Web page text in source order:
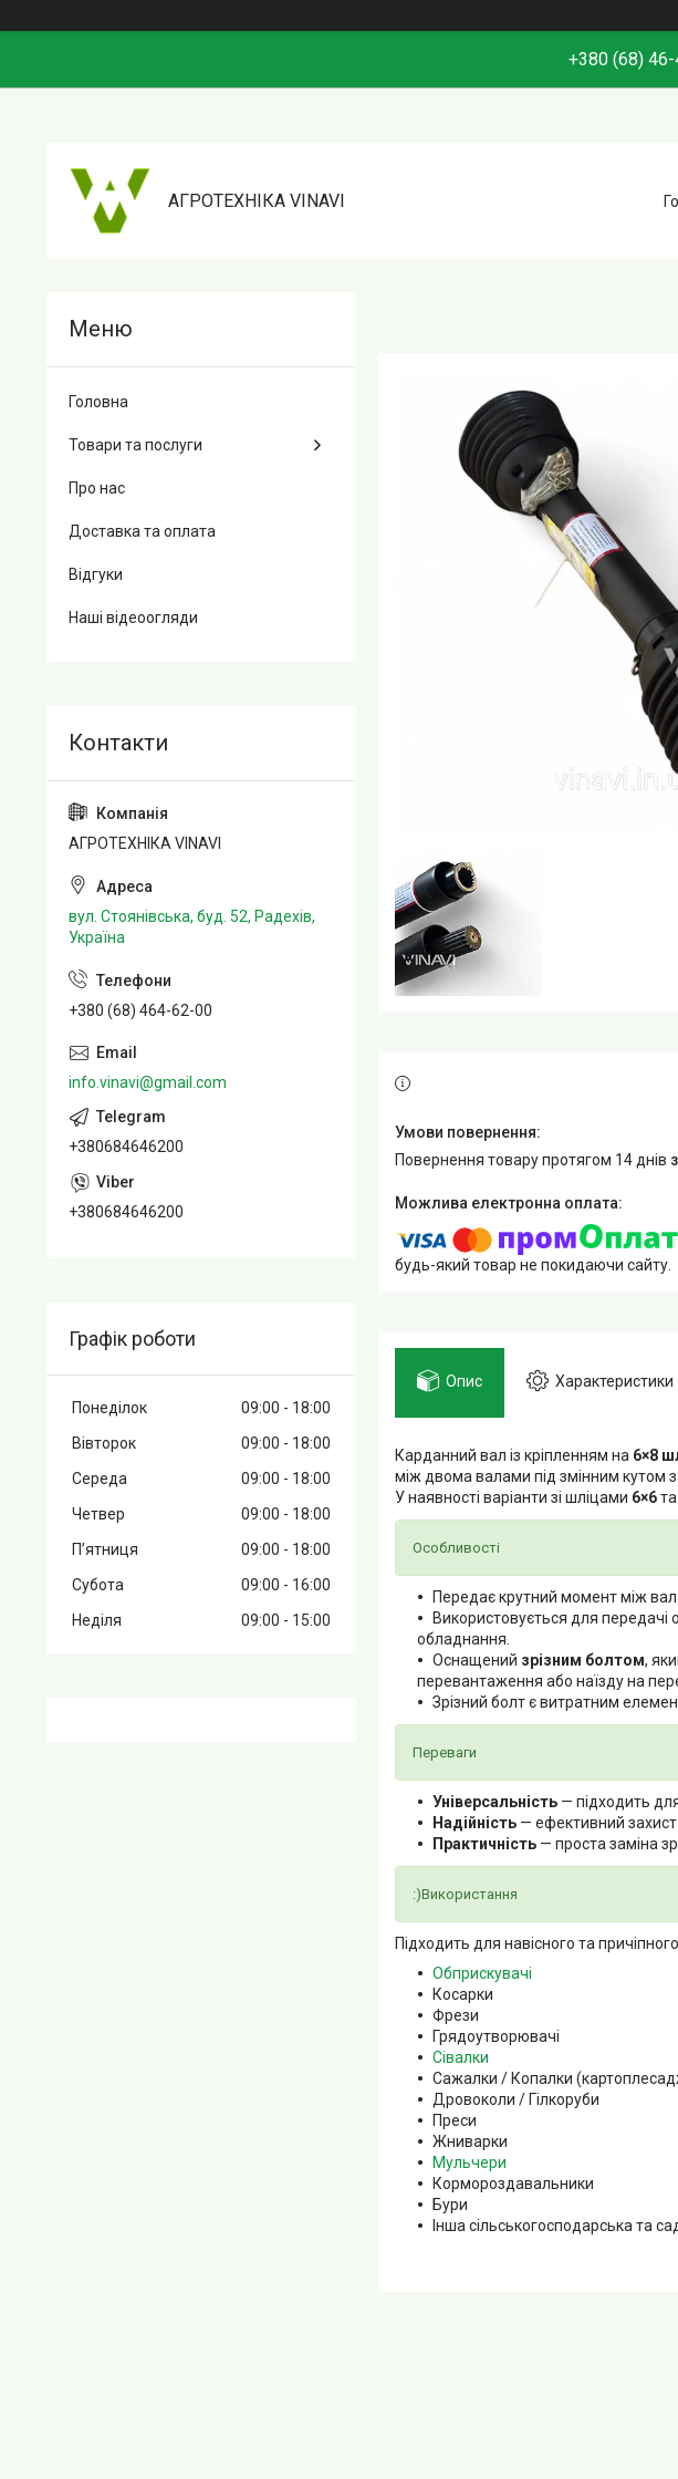
+380 (68)
АГРОТЕХНІКА VINAVI
повернення товару протягом 14 днів
будь-який товар не покидаючи сайту.
Опис Характеристики
Карданний вал із кріпленням на 6×8
між двома валами під змінним кутом
У наявності варіанти зі шліцами 6×6та
Особливості
Передає крутний момент між
Використовується для передачі
обладнання.
Оснащений зрізним болтом,
перевантаження або наїзду на
Зрізний болт є витратним
Переваги
Універсальність — підходить для
Надійність — ефективний
Практичність — проста заміна
:)Використання
Підходить для навісного та
Обприскувачі
Косарки
Фрези
Грядоутворювачі
Сівалки
Сажалки / Копалки
Дровоколи / Гілкоруби
Преси
Жниварки
Мульчери
Кормороздавальники
Бури
Інша сільськогосподарська та
Головна
Товари та послуги
Про нас
Доставка та оплата
Відгуки
Наші відеоогляди
АГРОТЕХНІКА VINAVI
вул. Стоянівська, буд. 52, Радехів,
Україна
+380 (68) 464-62-00
info.vinavi@gmail.com
+380684646200
+380684646200
Графік роботи
Понеділок 09:00
18:00
Вівторок
09:00
18:00
Середа
09:00
18:00
Четвер
09:00
18:00
Пʼятниця
09:00
18:00
Субота
09:00
16:00
Неділя
09:00 15:00